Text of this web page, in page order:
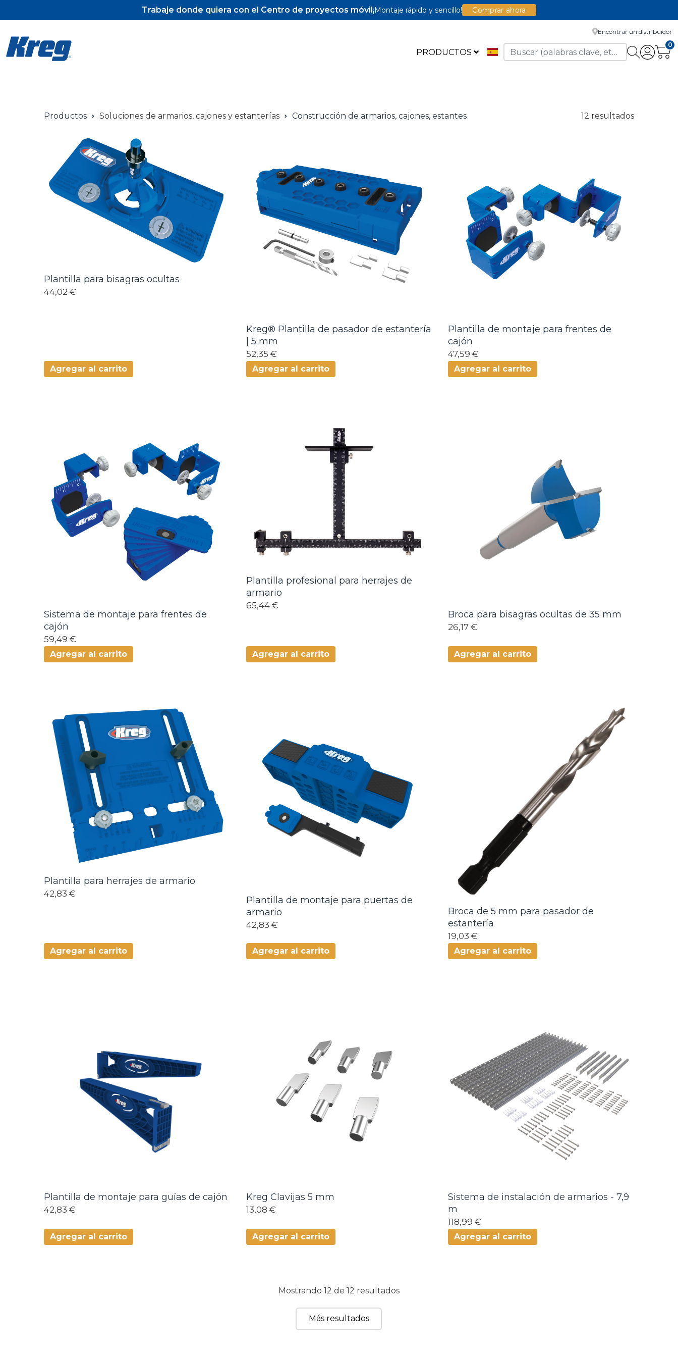
Trabaje donde quiera con el Centro de proyectos móvil¡Montaje rápido y sencillo! Comprar ahora
PRODUCTOS
Pocket-Hole Jigs
Pocket-Hole Accesorios
Encontrar un distribuidor
0
Productos Soluciones de armarios, cajones y estanterías Construcción de armarios, cajones, estantes 12 resultados
Plantilla para bisagras ocultas
44,02 €
Agregar al carrito
Kreg® Plantilla de pasador de estantería
| 5 mm
52,35 €
Agregar al carrito
Plantilla de montaje para frentes de
cajón
47,59 €
Agregar al carrito
Sistema de montaje para frentes de
cajón
59,49 €
Agregar al carrito
Plantilla profesional para herrajes de
armario
65,44 €
Agregar al carrito
Broca para bisagras ocultas de 35 mm
26,17 €
Agregar al carrito
Plantilla para herrajes de armario
42,83 €
Agregar al carrito
Plantilla de montaje para puertas de
armario
42,83 €
Agregar al carrito
Broca de 5 mm para pasador de
estantería
19,03 €
Agregar al carrito
Plantilla de montaje para guías de cajón
42,83 €
Agregar al carrito
Kreg Clavijas 5 mm
13,08 €
Agregar al carrito
Sistema de instalación de armarios - 7,9
m
118,99 €
Agregar al carrito
Mostrando 12 de 12 resultados
Más resultados